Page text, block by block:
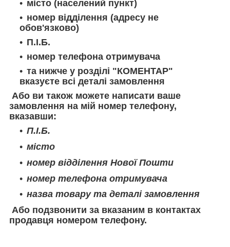
місто (населений пункт)
номер відділення (адресу не
обов'язково)
П.І.Б.
номер телефона отримувача
та нижче у розділі "КОМЕНТАР"
вказуєте всі деталі замовлення
Або ви також можете написати ваше
замовлення на мій номер телефону,
вказавши:
П.І.Б.
місто
номер відділення Нової Пошти
номер телефона отримувача
назва товару та деталі замовлення
Або подзвонити за вказаним в контактах
продавця номером телефону.